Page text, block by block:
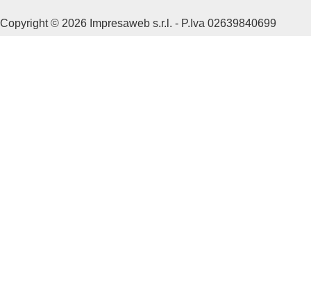
Copyright © 2026 Impresaweb s.r.l. - P.Iva 02639840699